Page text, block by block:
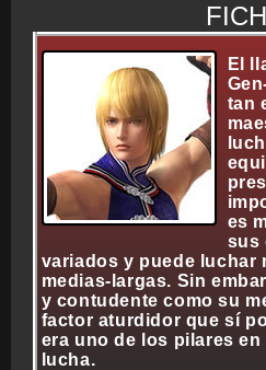
BONUS
GUÍA
El
tan
es
sus
variados y puede luchar
medias-largas. Sin
y contudente como su
factor aturdidor que sí
era uno de los pilares
lucha.